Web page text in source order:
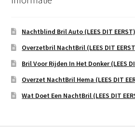
Nachtblind Bril Auto (LEES DIT EERST)
Overzetbril NachtBril (LEES DIT
Bril Voor Rijden In Het Donker (LEES
Overzet NachtBril Hema (LEES DIT
Wat Doet Een NachtBril (LEES DIT